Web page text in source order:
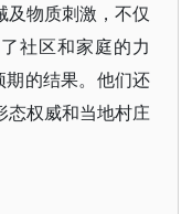
及物质刺激，不仅
社区和家庭的力
的结果。他们还
态权威和当地村庄